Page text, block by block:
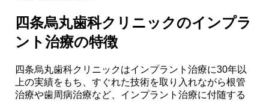
四条烏丸歯科クリニックのインプラ
ント治療の特徴
四条烏丸歯科クリニックはインプラント治療に30年以
上の実績をもち、すぐれた技術を取り入れながら根管
治療や歯周病治療など、インプラント治療に付随する